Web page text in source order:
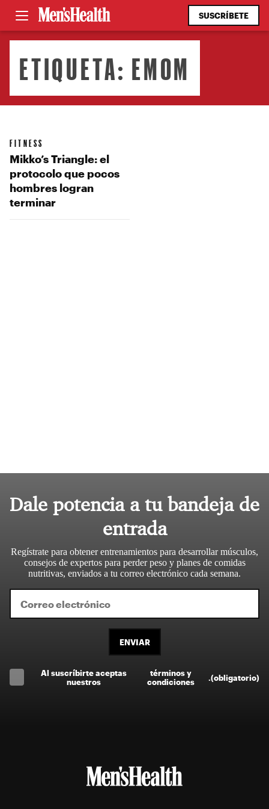
SUSCRÍBETE
ETIQUETA: EMOM
FITNESS
Mikko’s Triangle: el
protocolo que pocos
hombres logran
terminar
Dale potencia a tu bandeja de
entrada
Regístrate para obtener entrenamientos para desarrollar músculos,
consejos de expertos para perder peso y planes de comidas
nutritivas, enviados a tu correo electrónico cada semana.
ENVIAR
Al suscríbirte aceptas
nuestros
términos y
condiciones
(obligatorio)